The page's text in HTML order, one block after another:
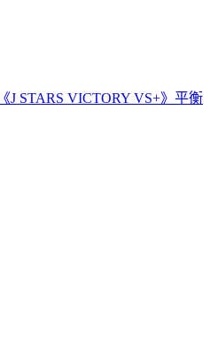
《J STARS VICTORY VS+》平衡